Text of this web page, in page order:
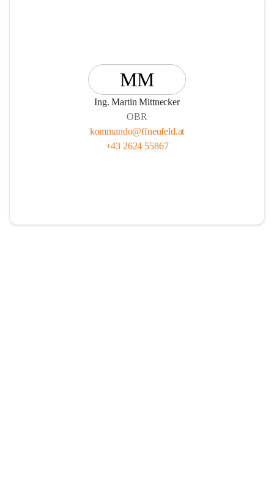
MM
Ing. Martin Mittnecker
OBR
kommando@ffneufeld.at
+43 2624 55867